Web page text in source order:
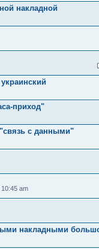
накладной
приход"
с данными"
am
накладными